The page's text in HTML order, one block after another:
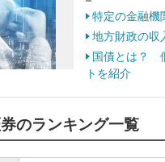
特定の金融機
地方財政の収
国債とは？
トを紹介
のランキング一覧